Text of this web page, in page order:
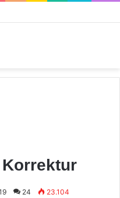
24 23.104